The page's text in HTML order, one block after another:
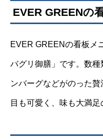
EVER GREENの
EVER GREENの看板メ
バグリ御膳」です。数
ンバーグなどがのった
目も可愛く、味も大満足